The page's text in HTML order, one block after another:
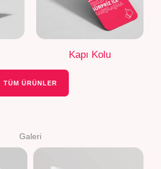
Kapı Kolu
TÜM ÜRÜNLER
Galeri